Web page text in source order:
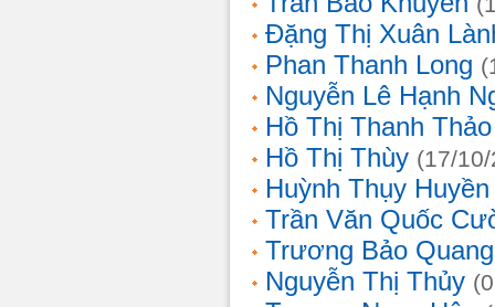
Đặng Thị Xuân
Phan Thanh Long
Nguyễn Lê Hạnh
Hồ Thị Thanh Thảo
Hồ Thị Thùy (17/
Huỳnh Thụy
Trần Văn Quốc
Trương Bảo
Nguyễn Thị Thủy